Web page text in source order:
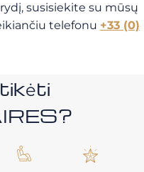
susisiekite su mūsų
telefonu +33 (0)